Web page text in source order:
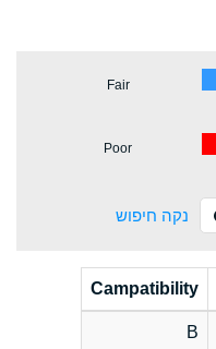
Fair
Poor
נקה חיפוש
Campatibility
B